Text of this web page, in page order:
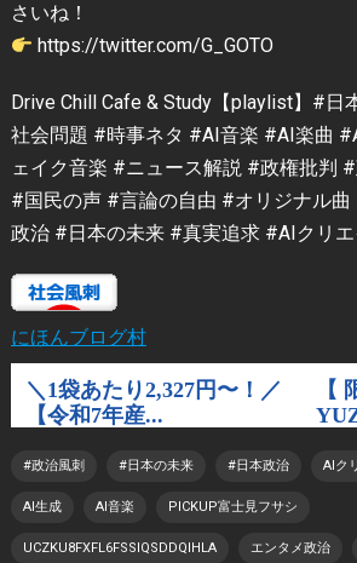
さいね！
https://twitter.com/G_GOTO
Drive Chill Cafe & Study【playlist】#日
社会問題 #時事ネタ #AI音楽 #AI楽曲
ェイク音楽 #ニュース解説 #政権批判
#国民の声 #言論の自由 #オリジナル
政治 #日本の未来 #真実追求 #AIクリ
にほんブログ村
#政治風刺 #日本の未来 #日本政治 AIク
AI生成 AI音楽 PICKUP富士見フサシ
UCZKU8FXFL6FSSIQSDDQIHLA エンタメ政治